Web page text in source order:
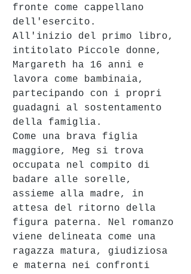
fronte come cappellano
dell'esercito.
All'inizio del primo libro,
intitolato Piccole donne,
Margareth ha 16 anni e
lavora come bambinaia,
partecipando con i propri
guadagni al sostentamento
della famiglia.
Come una brava figlia
maggiore, Meg si trova
occupata nel compito di
badare alle sorelle,
assieme alla madre, in
attesa del ritorno della
figura paterna. Nel romanzo
viene delineata come una
ragazza matura, giudiziosa
e materna nei confronti